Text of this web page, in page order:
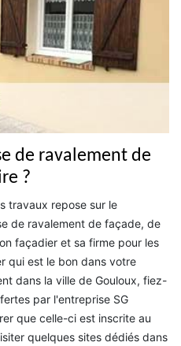
de ravalement de
?
travaux repose sur le
de ravalement de façade, de
façadier et sa firme pour les
qui est le bon dans votre
dans la ville de Gouloux, fiez-
par l'entreprise SG
que celle-ci est inscrite au
quelques sites dédiés dans